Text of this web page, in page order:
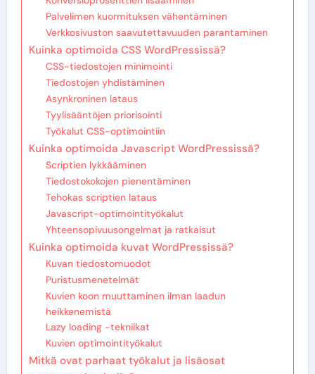
Palvelimen kuormituksen vähentäminen
Verkkosivuston saavutettavuuden parantaminen
Kuinka optimoida CSS WordPressissä?
CSS-tiedostojen minimointi
Tiedostojen yhdistäminen
Asynkroninen lataus
Tyylisääntöjen priorisointi
Työkalut CSS-optimointiin
Kuinka optimoida Javascript WordPressissä?
Scriptien lykkääminen
Tiedostokokojen pienentäminen
Tehokas scriptien lataus
Javascript-optimointityökalut
Yhteensopivuusongelmat ja ratkaisut
Kuinka optimoida kuvat WordPressissä?
Kuvan tiedostomuodot
Puristusmenetelmät
Kuvien koon muuttaminen ilman laadun
heikkenemistä
Lazy loading -tekniikat
Kuvien optimointityökalut
Mitkä ovat parhaat työkalut ja lisäosat